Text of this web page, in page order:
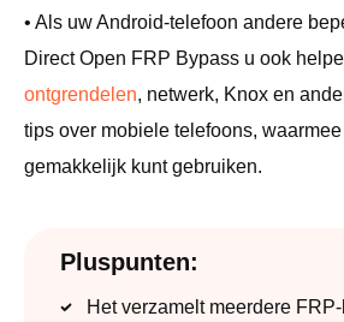
• Als uw Android-telefoon andere
Direct Open FRP Bypass u ook
ontgrendelen, netwerk, Knox en
tips over mobiele telefoons,
gemakkelijk kunt gebruiken.
Pluspunten:
Het verzamelt meerdere